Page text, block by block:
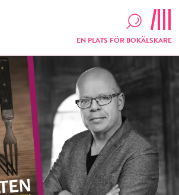
EN PLATS FÖR BOKÄLSKARE